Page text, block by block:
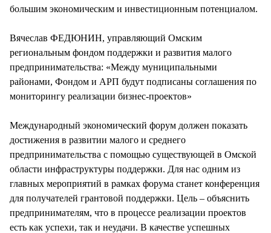
большим экономическим и инвестиционным потенциалом.
Вячеслав ФЕДЮНИН, управляющий Омским
региональным фондом поддержки и развития малого
предпринимательства: «Между муниципальными
районами, Фондом и АРП будут подписаны соглашения по
мониторингу реализации бизнес-проектов»
Международный экономический форум должен показать
достижения в развитии малого и среднего
предпринимательства с помощью существующей в Омской
области инфраструктуры поддержки. Для нас одним из
главных мероприятий в рамках форума станет конференция
для получателей грантовой поддержки. Цель – объяснить
предпринимателям, что в процессе реализации проектов
есть как успехи, так и неудачи. В качестве успешных